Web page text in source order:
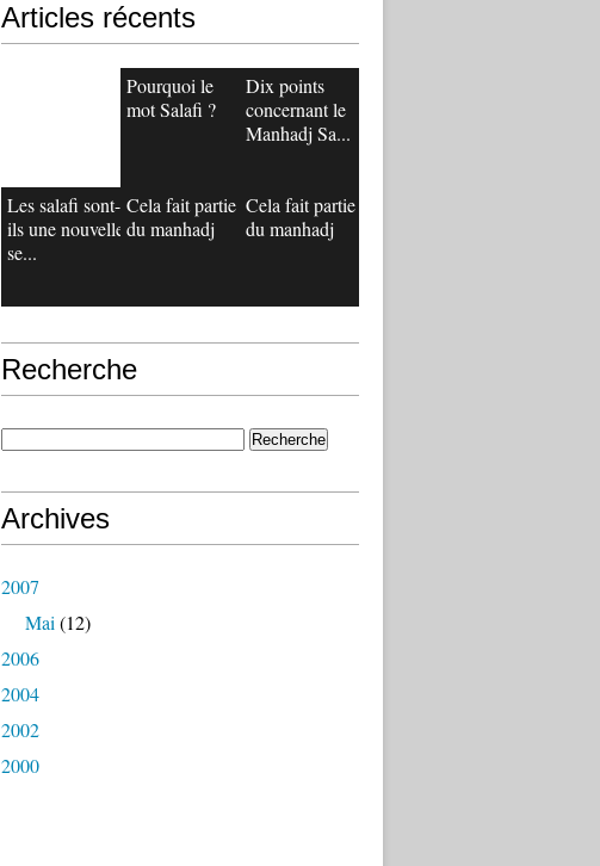
Articles récents
Pourquoi le
mot Salafi ?
Dix points
concernant le
Manhadj Sa...
Les salafi sont-
ils une nouvelle
se...
Cela fait partie
du manhadj
Cela fait partie
du manhadj
Recherche
Archives
2007
Mai (12)
2006
2004
2002
2000